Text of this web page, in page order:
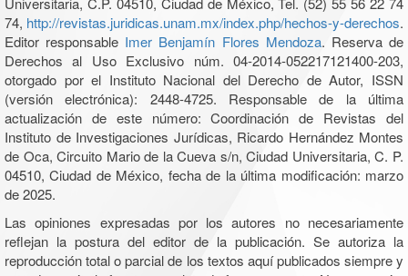
74, http://revistas.juridicas.unam.mx/index.php/hechos-y-derechos.
Editor responsable Imer Benjamín Flores Mendoza. Reserva de
Derechos al Uso Exclusivo núm. 04-2014-052217121400-203,
otorgado por el Instituto Nacional del Derecho de Autor, ISSN
(versión electrónica): 2448-4725. Responsable de la última
actualización de este número: Coordinación de Revistas del
Instituto de Investigaciones Jurídicas, Ricardo Hernández Montes
de Oca, Circuito Mario de la Cueva s/n, Ciudad Universitaria, C. P.
04510, Ciudad de México, fecha de la última modificación: marzo
de 2025.
Las opiniones expresadas por los autores no necesariamente
reflejan la postura del editor de la publicación. Se autoriza la
reproducción total o parcial de los textos aquí publicados siempre y